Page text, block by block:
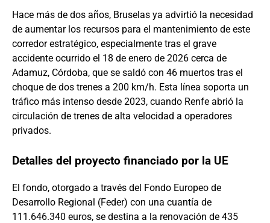
Hace más de dos años, Bruselas ya advirtió la necesidad
de aumentar los recursos para el mantenimiento de este
corredor estratégico, especialmente tras el grave
accidente ocurrido el 18 de enero de 2026 cerca de
Adamuz, Córdoba, que se saldó con 46 muertos tras el
choque de dos trenes a 200 km/h. Esta línea soporta un
tráfico más intenso desde 2023, cuando Renfe abrió la
circulación de trenes de alta velocidad a operadores
privados.
Detalles del proyecto financiado por la UE
El fondo, otorgado a través del Fondo Europeo de
Desarrollo Regional (Feder) con una cuantía de
111.646.340 euros, se destina a la renovación de 435